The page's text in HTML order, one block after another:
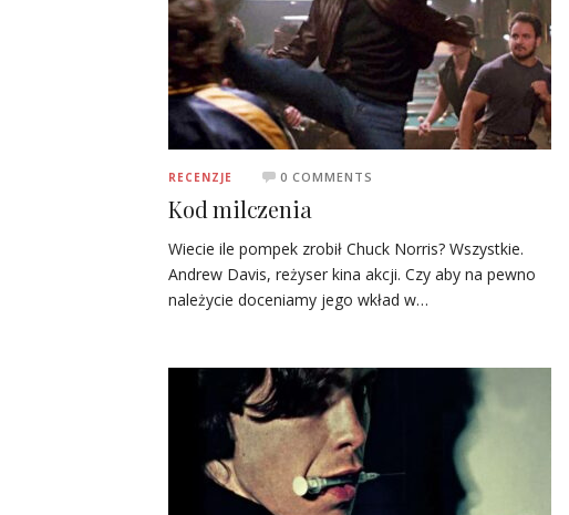
RECENZJE 0 COMMENTS
Kod milczenia
Wiecie ile pompek zrobił Chuck Norris? Wszystkie.
Andrew Davis, reżyser kina akcji. Czy aby na pewno
należycie doceniamy jego wkład w…